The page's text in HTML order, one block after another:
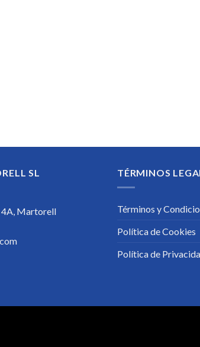
SL
4A, Martorell
TÉRMINOS
Términos y
Política de Cookies
Política de